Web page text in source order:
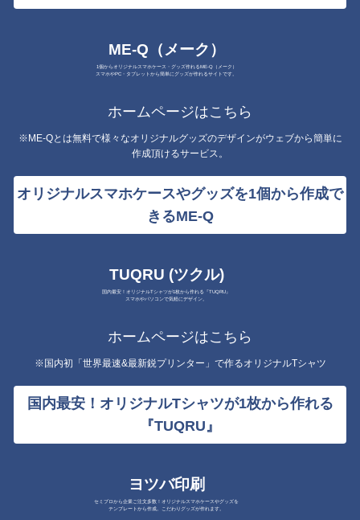
ME-Q（メーク）
1個からオリジナルスマホケース・グッズ作れるME-Q（メーク）
スマホやPC・タブレットから簡単にグッズが作れるサイトです。
ホームページはこちら
※ME-Qとは無料で様々なオリジナルグッズのデザインがウェブから簡単に
作成頂けるサービス。
オリジナルスマホケースやグッズを1個から作成で
きるME-Q
TUQRU (ツクル)
国内最安！オリジナルTシャツが1枚から作れる『TUQRU』
スマホやパソコンで気軽にデザイン。
ホームページはこちら
※国内初「世界最速&最新鋭プリンター」で作るオリジナルTシャツ
国内最安！オリジナルTシャツが1枚から作れる
『TUQRU』
ヨツバ印刷
セミプロから企業ご注文多数！オリジナルスマホケースやグッズを
テンプレートから作成。こだわりグッズが作れます。